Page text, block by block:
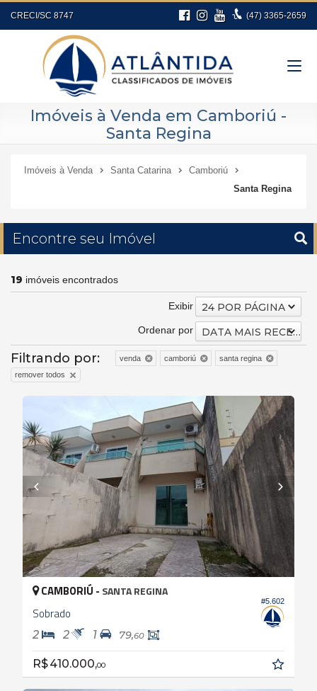
CRECI/SC 8747 (47) 3365-2659
Imóveis à Venda em Camboriú -
Santa Regina
Imóveis à Venda Santa Catarina
Camboriú
Santa Regina
Encontre seu Imóvel
19 imóveis encontrados
Exibir 24 POR PÁGINA
Ordenar por DATA MAIS RECENTE
Filtrando por: venda camboriú
santa regina
remover todos
#5.602
CAMBORIÚ - SANTA REGINA
Sobrado
2 2 1 79,60
R$ 410.000,00